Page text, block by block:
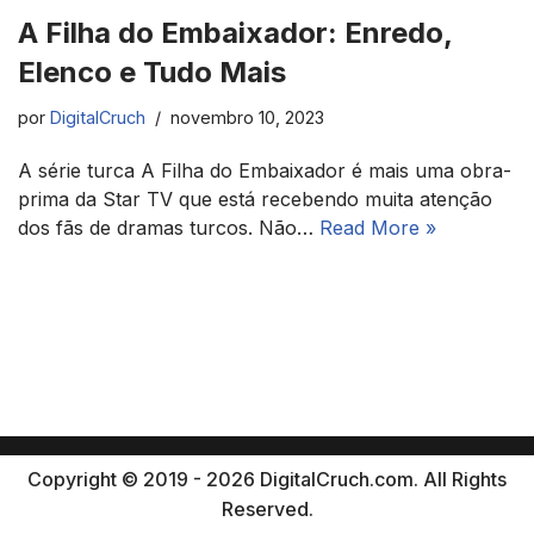
A Filha do Embaixador: Enredo,
Elenco e Tudo Mais
por DigitalCruch novembro 10, 2023
A série turca A Filha do Embaixador é mais uma obra-
prima da Star TV que está recebendo muita atenção
dos fãs de dramas turcos. Não… Read More »
Copyright © 2019 - 2026 DigitalCruch.com. All Rights
Reserved.